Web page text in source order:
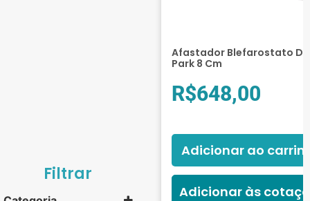
Filtrar
Afastador Blefarostato De
Park 8 Cm
R$648,00
Adicionar ao
Adicionar às